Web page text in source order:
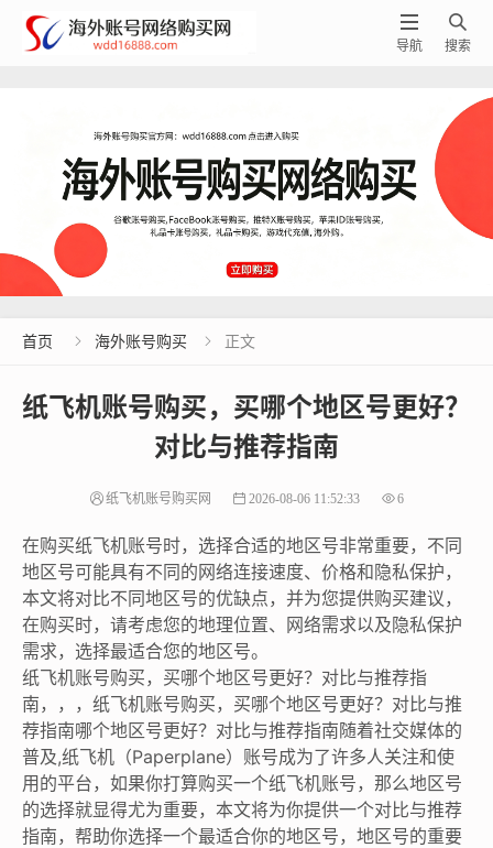

搜索

导航
首页  海外账号购买  正文
纸飞机账号购买，买哪个地区号更好？
对比与推荐指南
纸飞机账号购买网 2026-08-06 11:52:33 6
在购买纸飞机账号时，选择合适的地区号非常重要，不同
地区号可能具有不同的网络连接速度、价格和隐私保护，
本文将对比不同地区号的优缺点，并为您提供购买建议，
在购买时，请考虑您的地理位置、网络需求以及隐私保护
需求，选择最适合您的地区号。
纸飞机账号购买，买哪个地区号更好？对比与推荐指
南，，，纸飞机账号购买，买哪个地区号更好？对比与推
荐指南哪个地区号更好？对比与推荐指南随着社交媒体的
普及,纸飞机（Paperplane）账号成为了许多人关注和使
用的平台，如果你打算购买一个纸飞机账号，那么地区号
的选择就显得尤为重要，本文将为你提供一个对比与推荐
指南，帮助你选择一个最适合你的地区号，地区号的重要